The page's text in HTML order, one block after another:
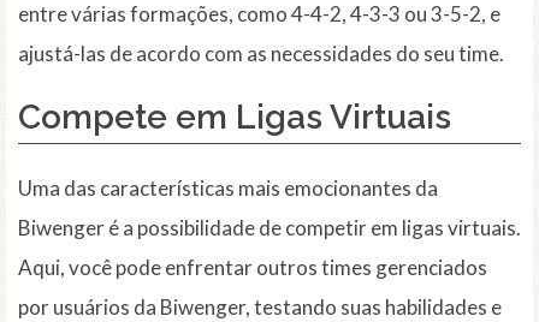
entre várias formações, como 4-4-2, 4-3-3 ou 3-5-2, e
ajustá-las de acordo com as necessidades do seu time.
Compete em Ligas Virtuais
Uma das características mais emocionantes da
Biwenger é a possibilidade de competir em ligas virtuais.
Aqui, você pode enfrentar outros times gerenciados
por usuários da Biwenger, testando suas habilidades e